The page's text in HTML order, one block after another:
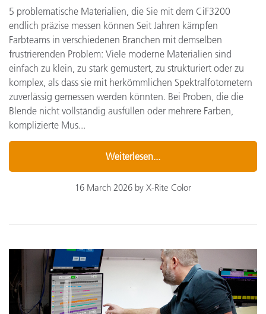
5 problematische Materialien, die Sie mit dem CiF3200
endlich präzise messen können Seit Jahren kämpfen
Farbteams in verschiedenen Branchen mit demselben
frustrierenden Problem: Viele moderne Materialien sind
einfach zu klein, zu stark gemustert, zu strukturiert oder zu
komplex, als dass sie mit herkömmlichen Spektralfotometern
zuverlässig gemessen werden könnten. Bei Proben, die die
Blende nicht vollständig ausfüllen oder mehrere Farben,
komplizierte Mus...
Weiterlesen...
16 March 2026 by X-Rite Color